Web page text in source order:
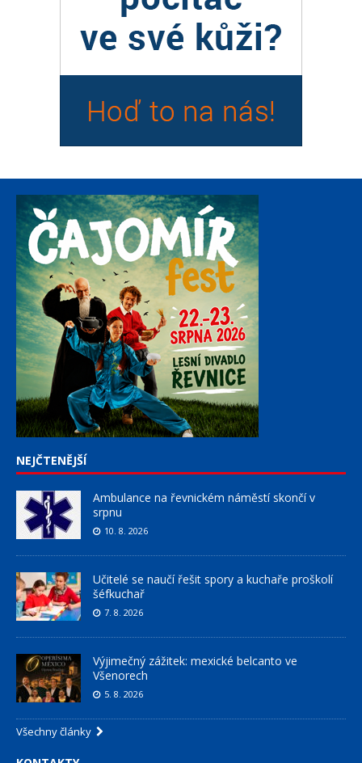
NEJČTENĚJŠÍ
Ambulance na řevnickém náměstí skončí v
srpnu
10. 8. 2026
Učitelé se naučí řešit spory a kuchaře proškolí
šéfkuchař
7. 8. 2026
Výjimečný zážitek: mexické belcanto ve
Všenorech
5. 8. 2026
Všechny články